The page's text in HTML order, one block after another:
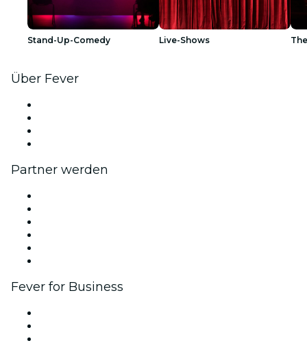
Stand-Up-Comedy Live-Shows
Über Fever
Partner werden
Fever for Business